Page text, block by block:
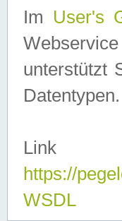
Im User's
unterstützt
Datentypen.
https://
WSDL